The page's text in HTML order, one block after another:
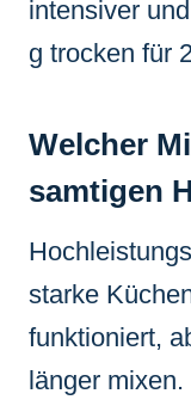
intensiver
g trocken für
Welcher
samtigen
starke
funktioniert,
länger